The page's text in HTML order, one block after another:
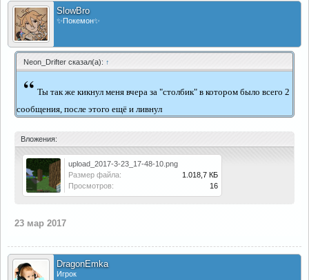
SlowBro
✨Покемон✨
Neon_Drifter сказал(а): ↑
“ Ты так же кикнул меня вчера за "столбик" в котором было всего 2
сообщения, после этого ещё и ливнул
Вложения:
upload_2017-3-23_17-48-10.png
Размер файла:
1.018,7 КБ
Просмотров:
16
23 мар 2017
DragonEmka
Игрок